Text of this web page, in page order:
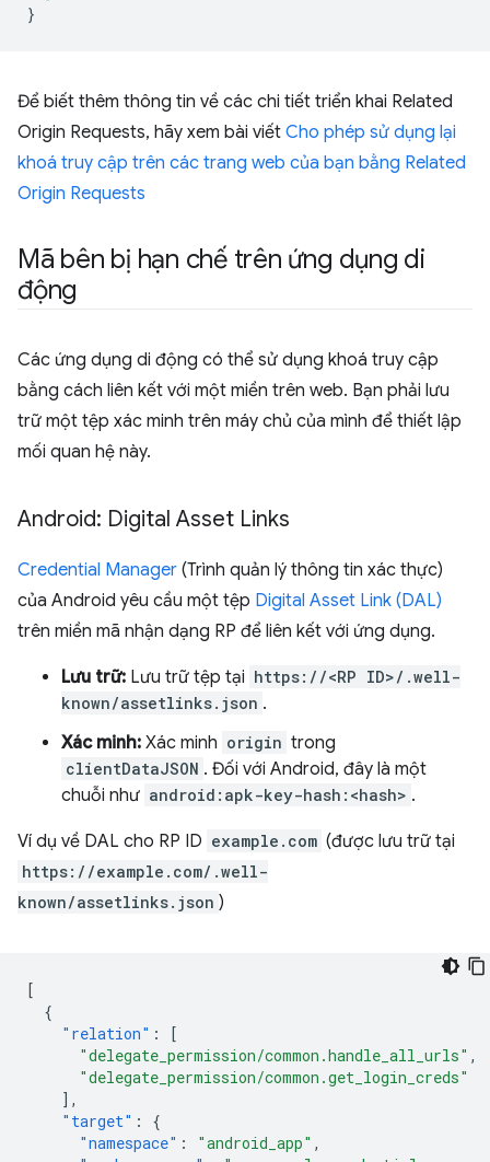
}
Để biết thêm thông tin về các chi tiết triển khai Related
Origin Requests, hãy xem bài viết Cho phép sử dụng lại
khoá truy cập trên các trang web của bạn bằng Related
Origin Requests
Mã bên bị hạn chế trên ứng dụng di
động
Các ứng dụng di động có thể sử dụng khoá truy cập
bằng cách liên kết với một miền trên web. Bạn phải lưu
trữ một tệp xác minh trên máy chủ của mình để thiết lập
mối quan hệ này.
Android: Digital Asset Links
Credential Manager (Trình quản lý thông tin xác thực)
của Android yêu cầu một tệp Digital Asset Link (DAL)
trên miền mã nhận dạng RP để liên kết với ứng dụng.
Lưu trữ: Lưu trữ tệp tại https://<RP ID>/.well-
known/assetlinks.json .
Xác minh: Xác minh origin trong
clientDataJSON . Đối với Android, đây là một
chuỗi như android:apk-key-hash:<hash> .
Ví dụ về DAL cho RP ID example.com (được lưu trữ tại
https://example.com/.well-
known/assetlinks.json )
[
{
"relation" :
[
"delegate_permission/common.handle_all_urls" ,
"delegate_permission/common.get_login_creds"
],
"target" :
{
"namespace" : "android_app" ,